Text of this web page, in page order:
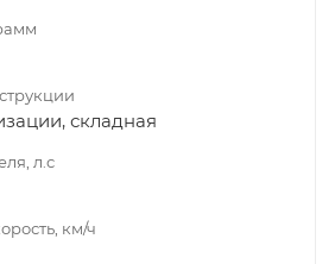
складная
л.с
км/ч